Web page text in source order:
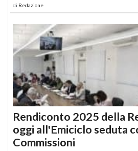
di Redazione
Rendiconto 2025 della
oggi all'Emiciclo seduta
Commissioni